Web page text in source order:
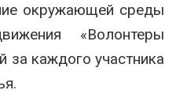
окружающей среды
«Волонтеры
за каждого участника